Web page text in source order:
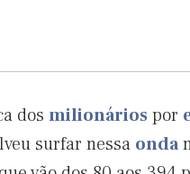
dos milionários por
surfar nessa onda